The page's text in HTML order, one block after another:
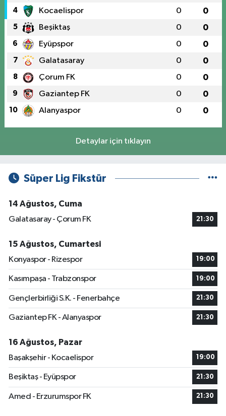
4 Kocaelispor 0 0
5 Beşiktaş 0 0
6 Eyüpspor 0 0
7 Galatasaray 0 0
8 Çorum FK 0 0
9 Gaziantep FK 0 0
10 Alanyaspor 0 0
Detaylar için tıklayın
Süper Lig Fikstür
14 Ağustos, Cuma
Galatasaray - Çorum FK
21:30
15 Ağustos, Cumartesi
Konyaspor - Rizespor
19:00
Kasımpaşa - Trabzonspor 19:00
Gençlerbirliği S.K. - Fenerbahçe 21:30
Gaziantep FK - Alanyaspor 21:30
16 Ağustos, Pazar
Başakşehir - Kocaelispor
19:00
Beşiktaş - Eyüpspor 21:30
Amed - Erzurumspor FK 21:30